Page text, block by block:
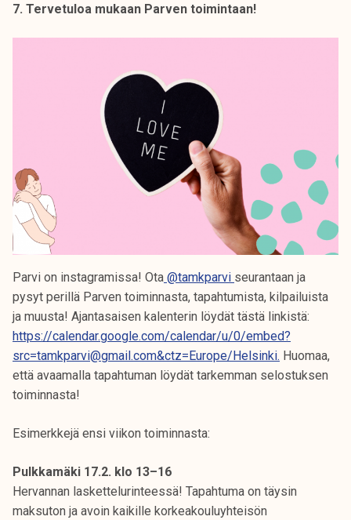
7. Tervetuloa mukaan Parven toimintaan!
Parvi on instagramissa! Ota @tamkparvi seurantaan ja
pysyt perillä Parven toiminnasta, tapahtumista, kilpailuista
ja muusta! Ajantasaisen kalenterin löydät tästä linkistä:
https://calendar.google.com/calendar/u/0/embed?
src=tamkparvi@gmail.com&ctz=Europe/Helsinki. Huomaa,
että avaamalla tapahtuman löydät tarkemman selostuksen
toiminnasta!
Esimerkkejä ensi viikon toiminnasta:
Pulkkamäki 17.2. klo 13–16
Hervannan laskettelurinteessä! Tapahtuma on täysin
maksuton ja avoin kaikille korkeakouluyhteisön